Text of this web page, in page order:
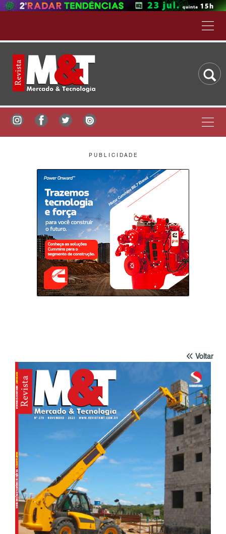
P U B L I C I D A D E
Voltar